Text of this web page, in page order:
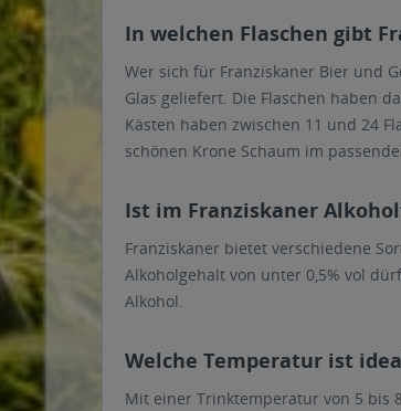
In welchen Flaschen gibt
Wer sich für Franziskaner Bier und
Glas geliefert. Die Flaschen haben
Kästen haben zwischen 11 und 24
schönen Krone Schaum im
Ist im Franziskaner
Franziskaner bietet verschiedene
Alkoholgehalt von unter 0,5% vol
Alkohol.
Welche Temperatur ist
Mit einer Trinktemperatur von 5 bis